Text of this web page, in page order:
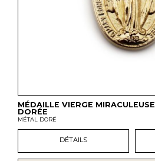
MÉDAILLE VIERGE MIRACULEUSE
DORÉE
MÉTAL DORÉ
DÉTAILS